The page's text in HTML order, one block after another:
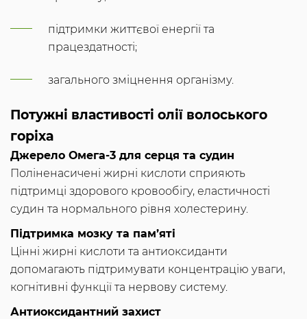
підтримки життєвої енергії та
працездатності;
загального зміцнення організму.
Потужні властивості олії волоського
горіха
Джерело Омега-3 для серця та судин
Поліненасичені жирні кислоти сприяють
підтримці здорового кровообігу, еластичності
судин та нормального рівня холестерину.
Підтримка мозку та пам’яті
Цінні жирні кислоти та антиоксиданти
допомагають підтримувати концентрацію уваги,
когнітивні функції та нервову систему.
Антиоксидантний захист